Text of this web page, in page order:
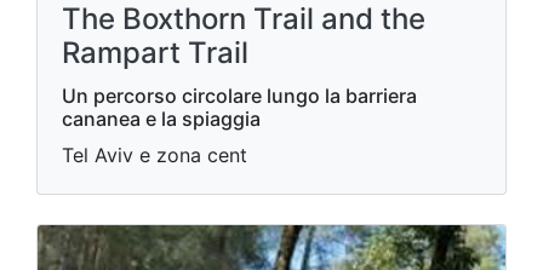
The Boxthorn Trail and the
Rampart Trail
Un percorso circolare lungo la barriera
cananea e la spiaggia
Tel Aviv e zona cent